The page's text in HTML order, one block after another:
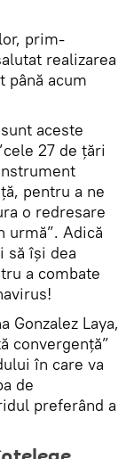
prim-
realizarea
până acum
aceste
27 de ţări
pentru a ne
o redresare
urmă”. Adică
să își dea
a combate
Gonzalez Laya,
convergenţă”
în care va
de
preferând a